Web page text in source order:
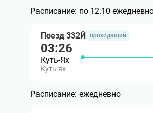
Расписание: по 12.10
Поезд 332Й проходящий
03:26
Куть-Ях
Куть-ях
Расписание: ежедневно